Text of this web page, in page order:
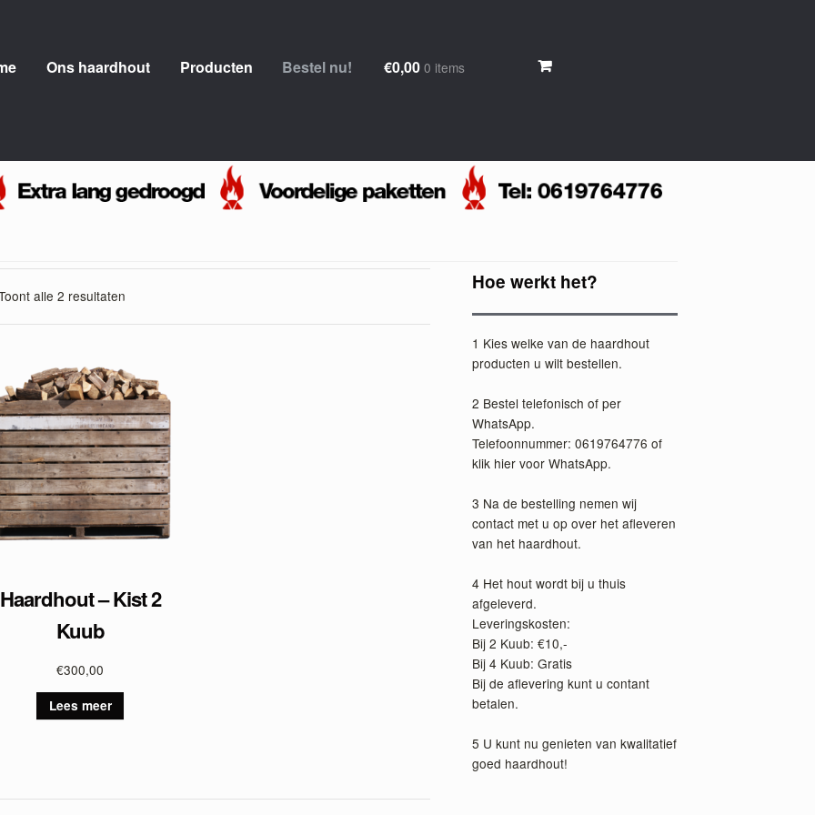
Ons haardhout Producten Bestel nu! €0,00 0 items
alle 2 resultaten
Haardhout – Kist 2
Kuub
€300,00
Lees meer
Hoe werkt het?
1 Kies welke van de haardhout
producten u wilt bestellen.
2 Bestel telefonisch of per
WhatsApp.
Telefoonnummer: 0619764776 of
klik hier voor WhatsApp.
3 Na de bestelling nemen wij
contact met u op over het afleveren
van het haardhout.
4 Het hout wordt bij u thuis
afgeleverd.
Leveringskosten:
Bij 2 Kuub: €10,-
Bij 4 Kuub: Gratis
Bij de aflevering kunt u contant
betalen.
5 U kunt nu genieten van kwalitatief
goed haardhout!